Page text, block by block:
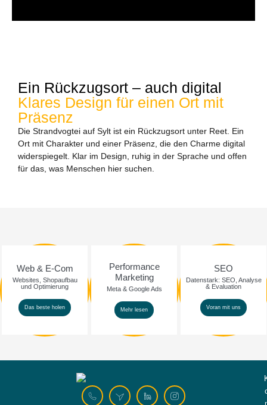
Ein Rückzugsort – auch digital
Klares Design für einen Ort mit
Präsenz
Die Strandvogtei auf Sylt ist ein Rückzugsort unter Reet. Ein
Ort mit Charakter und einer Präsenz, die den Charme digital
widerspiegelt. Klar im Design, ruhig in der Sprache und offen
für das, was Menschen hier suchen.
Web & E-Com
Websites, Shopaufbau
und Optimierung
Das beste holen
Performance
Marketing
Meta & Google Ads
Mehr lesen
SEO
Datenstark: SEO, Analyse
& Evaluation
Voran mit uns